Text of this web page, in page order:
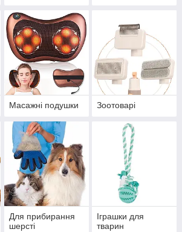
Масажні подушки Зоотоварі
Для прибирання
шерсті
Іграшки для
тварин